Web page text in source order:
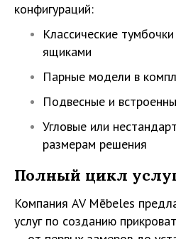
конфигураций:
Классические
ящиками
Парные модели в
Подвесные и
Угловые или
размерам решения
Полный цикл
Компания AV Mēbeles
услуг по созданию